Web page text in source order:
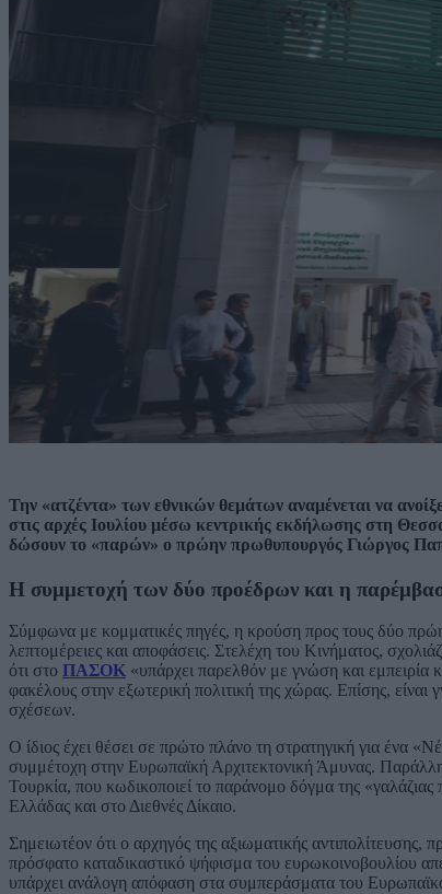
Την «ατζέντα» των εθνικών θεμάτων αναμένεται να
στις αρχές Ιουλίου μέσω κεντρικής εκδήλωσης στη
δώσουν το «παρών» ο πρώην πρωθυπουργός Γιώργος
Η συμμετοχή των δύο προέδρων και η
Σύμφωνα με κομματικές πηγές, η κρούση προς τους δύο
λεπτομέρειες και αποφάσεις. Στελέχη του Κινήματος,
ότι στο ΠΑΣΟΚ «υπάρχει παρελθόν με γνώση και εμπειρία
φακέλους στην εξωτερική πολιτική της χώρας. Επίσης,
σχέσεων.
Ο ίδιος έχει θέσει σε πρώτο πλάνο τη στρατηγική για ένα
συμμέτοχη στην Ευρωπαϊκή Αρχιτεκτονική Άμυνας.
Τουρκία, που κωδικοποιεί το παράνομο δόγμα της «γαλάζιας
Ελλάδας και στο Διεθνές Δίκαιο.
Σημειωτέον ότι ο αρχηγός της αξιωματικής
πρόσφατο καταδικαστικό ψήφισμα του ευρωκοινοβουλίου
υπάρχει ανάλογη απόφαση στα συμπεράσματα του